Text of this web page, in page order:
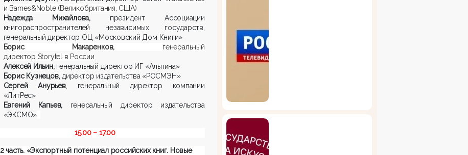
и Barnes&Noble (Великобритания, США)
Надежда Михайлова, президент Ассоциации
книгораспространителей независимых государств,
генеральный директор ОЦ «Московский Дом Книги»
Борис Макаренков, генеральный
директор Storytel в России
Алексей Ильин, генеральный директор ИГ «Альпина»
Борис Кузнецов, директор издательства «РОСМЭН»
Сергей Анурьев, генеральный директор компании
«ЛитРес»
Евгений Капьев, генеральный директор издательства
«ЭКСМО»
15.00 – 17.00
2 часть. «Экспортный потенциал российских книг. Новые